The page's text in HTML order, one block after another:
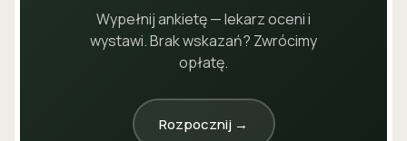
Wypełnij ankietę — lekarz oceni i
wystawi. Brak wskazań? Zwrócimy
opłatę.
Rozpocznij →